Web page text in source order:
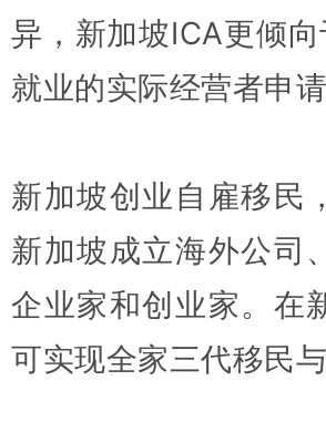
异，新加坡ICA更倾
就业的实际经营者申
新加坡创业自雇移民
新加坡成立海外公司
企业家和创业家。在
可实现全家三代移民